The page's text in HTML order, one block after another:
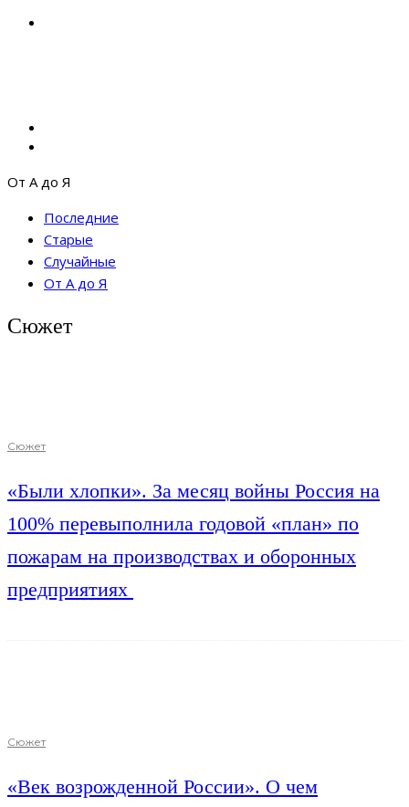
От А до Я
Последние
Старые
Случайные
От А до Я
Сюжет
Сюжет
«Были хлопки». За месяц войны Россия на
100% перевыполнила годовой «план» по
пожарам на производствах и оборонных
предприятиях
Сюжет
«Век возрожденной России». О чем